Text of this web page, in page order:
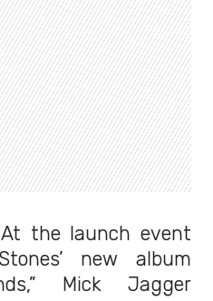
At the launch event
new album
Mick Jagger